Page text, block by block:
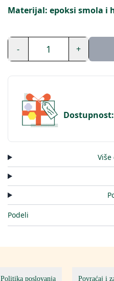
Materijal: epoksi smola i
- 1 +
Dostupnost:
Podeli
Politika poslovanja Povraćaj i